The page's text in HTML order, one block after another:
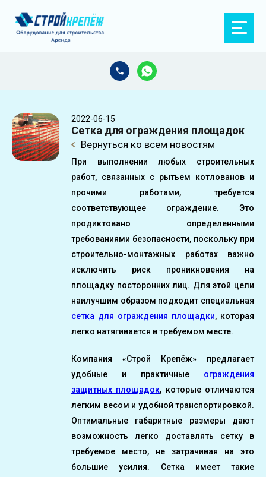
2022-06-15
Сетка для ограждения площадок
Вернуться ко всем новостям
При выполнении любых строительных
работ, связанных с рытьем котлованов и
прочими работами, требуется
соответствующее ограждение. Это
продиктовано определенными
требованиями безопасности, поскольку при
строительно-монтажных работах важно
исключить риск проникновения на
площадку посторонних лиц. Для этой цели
наилучшим образом подходит специальная
сетка для ограждения площадки, которая
легко натягивается в требуемом месте.
Компания «Строй Крепёж» предлагает
удобные и практичные ограждения
защитных площадок, которые отличаются
легким весом и удобной транспортировкой.
Оптимальные габаритные размеры дают
возможность легко доставлять сетку в
требуемое место, не затрачивая на это
большие усилия. Сетка имеет такие